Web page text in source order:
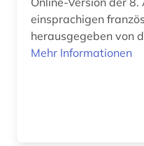
ländername (1)
einsprachigen
herausgegeben von
Mehr Informationen